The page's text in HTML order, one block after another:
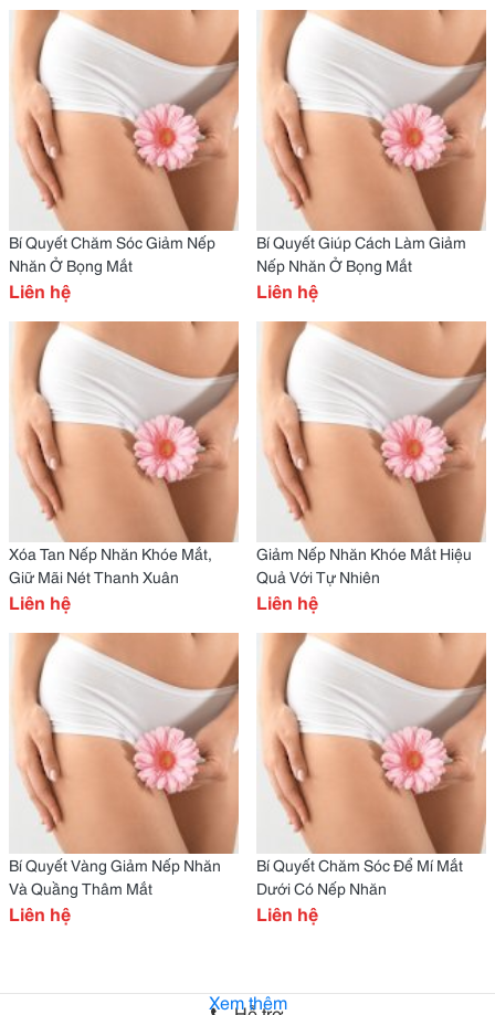
Bí Quyết Chăm Sóc Giảm Nếp
Nhăn Ở Bọng Mắt
Liên hệ
Bí Quyết Giúp Cách Làm Giảm
Nếp Nhăn Ở Bọng Mắt
Liên hệ
Xóa Tan Nếp Nhăn Khóe Mắt,
Giữ Mãi Nét Thanh Xuân
Liên hệ
Giảm Nếp Nhăn Khóe Mắt Hiệu
Quả Với Tự Nhiên
Liên hệ
Bí Quyết Vàng Giảm Nếp Nhăn
Và Quầng Thâm Mắt
Liên hệ
Bí Quyết Chăm Sóc Để Mí Mắt
Dưới Có Nếp Nhăn
Liên hệ
Xem thêm